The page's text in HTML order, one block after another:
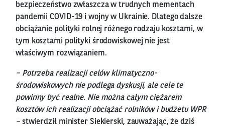
bezpieczeństwo zwłaszcza w trudnych mementach
pandemii COVID-19 i wojny w Ukrainie. Dlatego dalsze
obciążanie polityki rolnej różnego rodzaju kosztami, w
tym kosztami polityki środowiskowej nie jest
właściwym rozwiązaniem.
– Potrzeba realizacji celów klimatyczno-
środowiskowych nie podlega dyskusji, ale cele te
powinny być realne. Nie można całym ciężarem
kosztów ich realizacji obciążać rolników i budżetu WPR
– stwierdził minister Siekierski, zauważając, że dziś